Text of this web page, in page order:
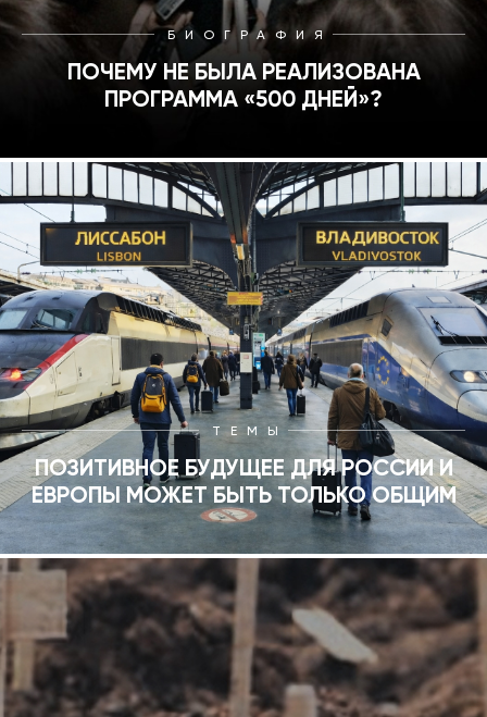
БИОГРАФИЯ
ПОЧЕМУ НЕ БЫЛА РЕАЛИЗОВАНА
ПРОГРАММА «500 ДНЕЙ»?
ТЕМЫ
ПОЗИТИВНОЕ БУДУЩЕЕ ДЛЯ РОССИИ И
ЕВРОПЫ МОЖЕТ БЫТЬ ТОЛЬКО ОБЩИМ